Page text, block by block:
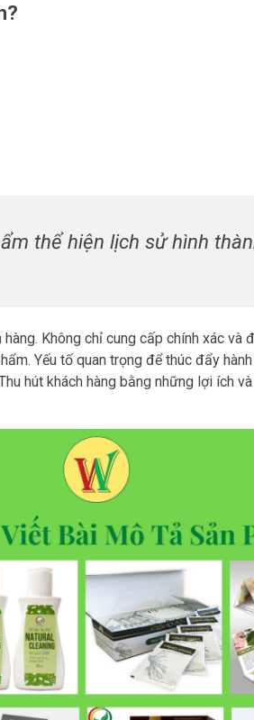
thể hiện lịch sử hình
Không chỉ cung cấp chính xác
Yếu tố quan trọng để thúc đẩy
hút khách hàng bằng những lợi ích